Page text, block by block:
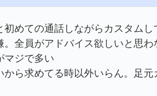
初めての通話しながらカスタム
。全員がアドバイス欲しいと思
マジで多い
から求めてる時以外いらん。足